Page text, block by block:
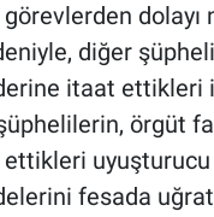
diğer
itaat
şüphelilerin,
fesada